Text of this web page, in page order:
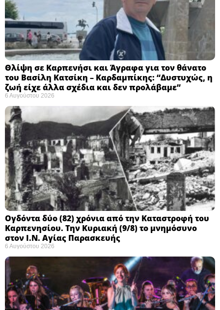
Θλίψη σε Καρπενήσι και Άγραφα για τον θάνατο
του Βασίλη Κατσίκη – Καρδαμπίκης: “Δυστυχώς, η
ζωή είχε άλλα σχέδια και δεν προλάβαμε”
6 Αυγούστου 2026
Ογδόντα δύο (82) χρόνια από την Καταστροφή του
Καρπενησίου. Την Κυριακή (9/8) το μνημόσυνο
στον Ι.Ν. Αγίας Παρασκευής
6 Αυγούστου 2026